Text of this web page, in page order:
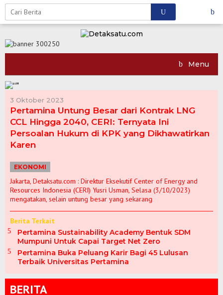
Skip
content
Menu
3 Oktober 2023
Pertamina Untung Besar dari Kontrak LNG
CCL Hingga 2040, CERI: Ternyata Ini
Persoalan Hukum di KPK yang Dikhawatirkan
Karen
EKONOMI
Jakarta, Detaksatu.com : Direktur Eksekutif Center of Energy and
Resources Indonesia (CERI) Yusri Usman, Selasa (3/10/2023)
mengatakan, selain untung besar yang sekarang
Berita Terkait
Pertamina Sustainability Academy Bentuk SDM
Mumpuni Untuk Capai Target Net Zero
Pertamina Buka Peluang Karir Bagi 45 Lulusan
Terbaik Universitas Pertamina
BERITA